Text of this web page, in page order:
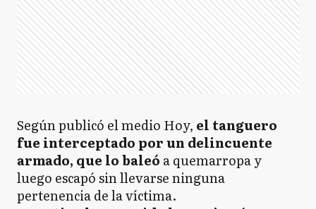
Según publicó el medio Hoy, el tanguero
fue interceptado por un delincuente
armado, que lo baleó a quemarropa y
luego escapó sin llevarse ninguna
pertenencia de la víctima.